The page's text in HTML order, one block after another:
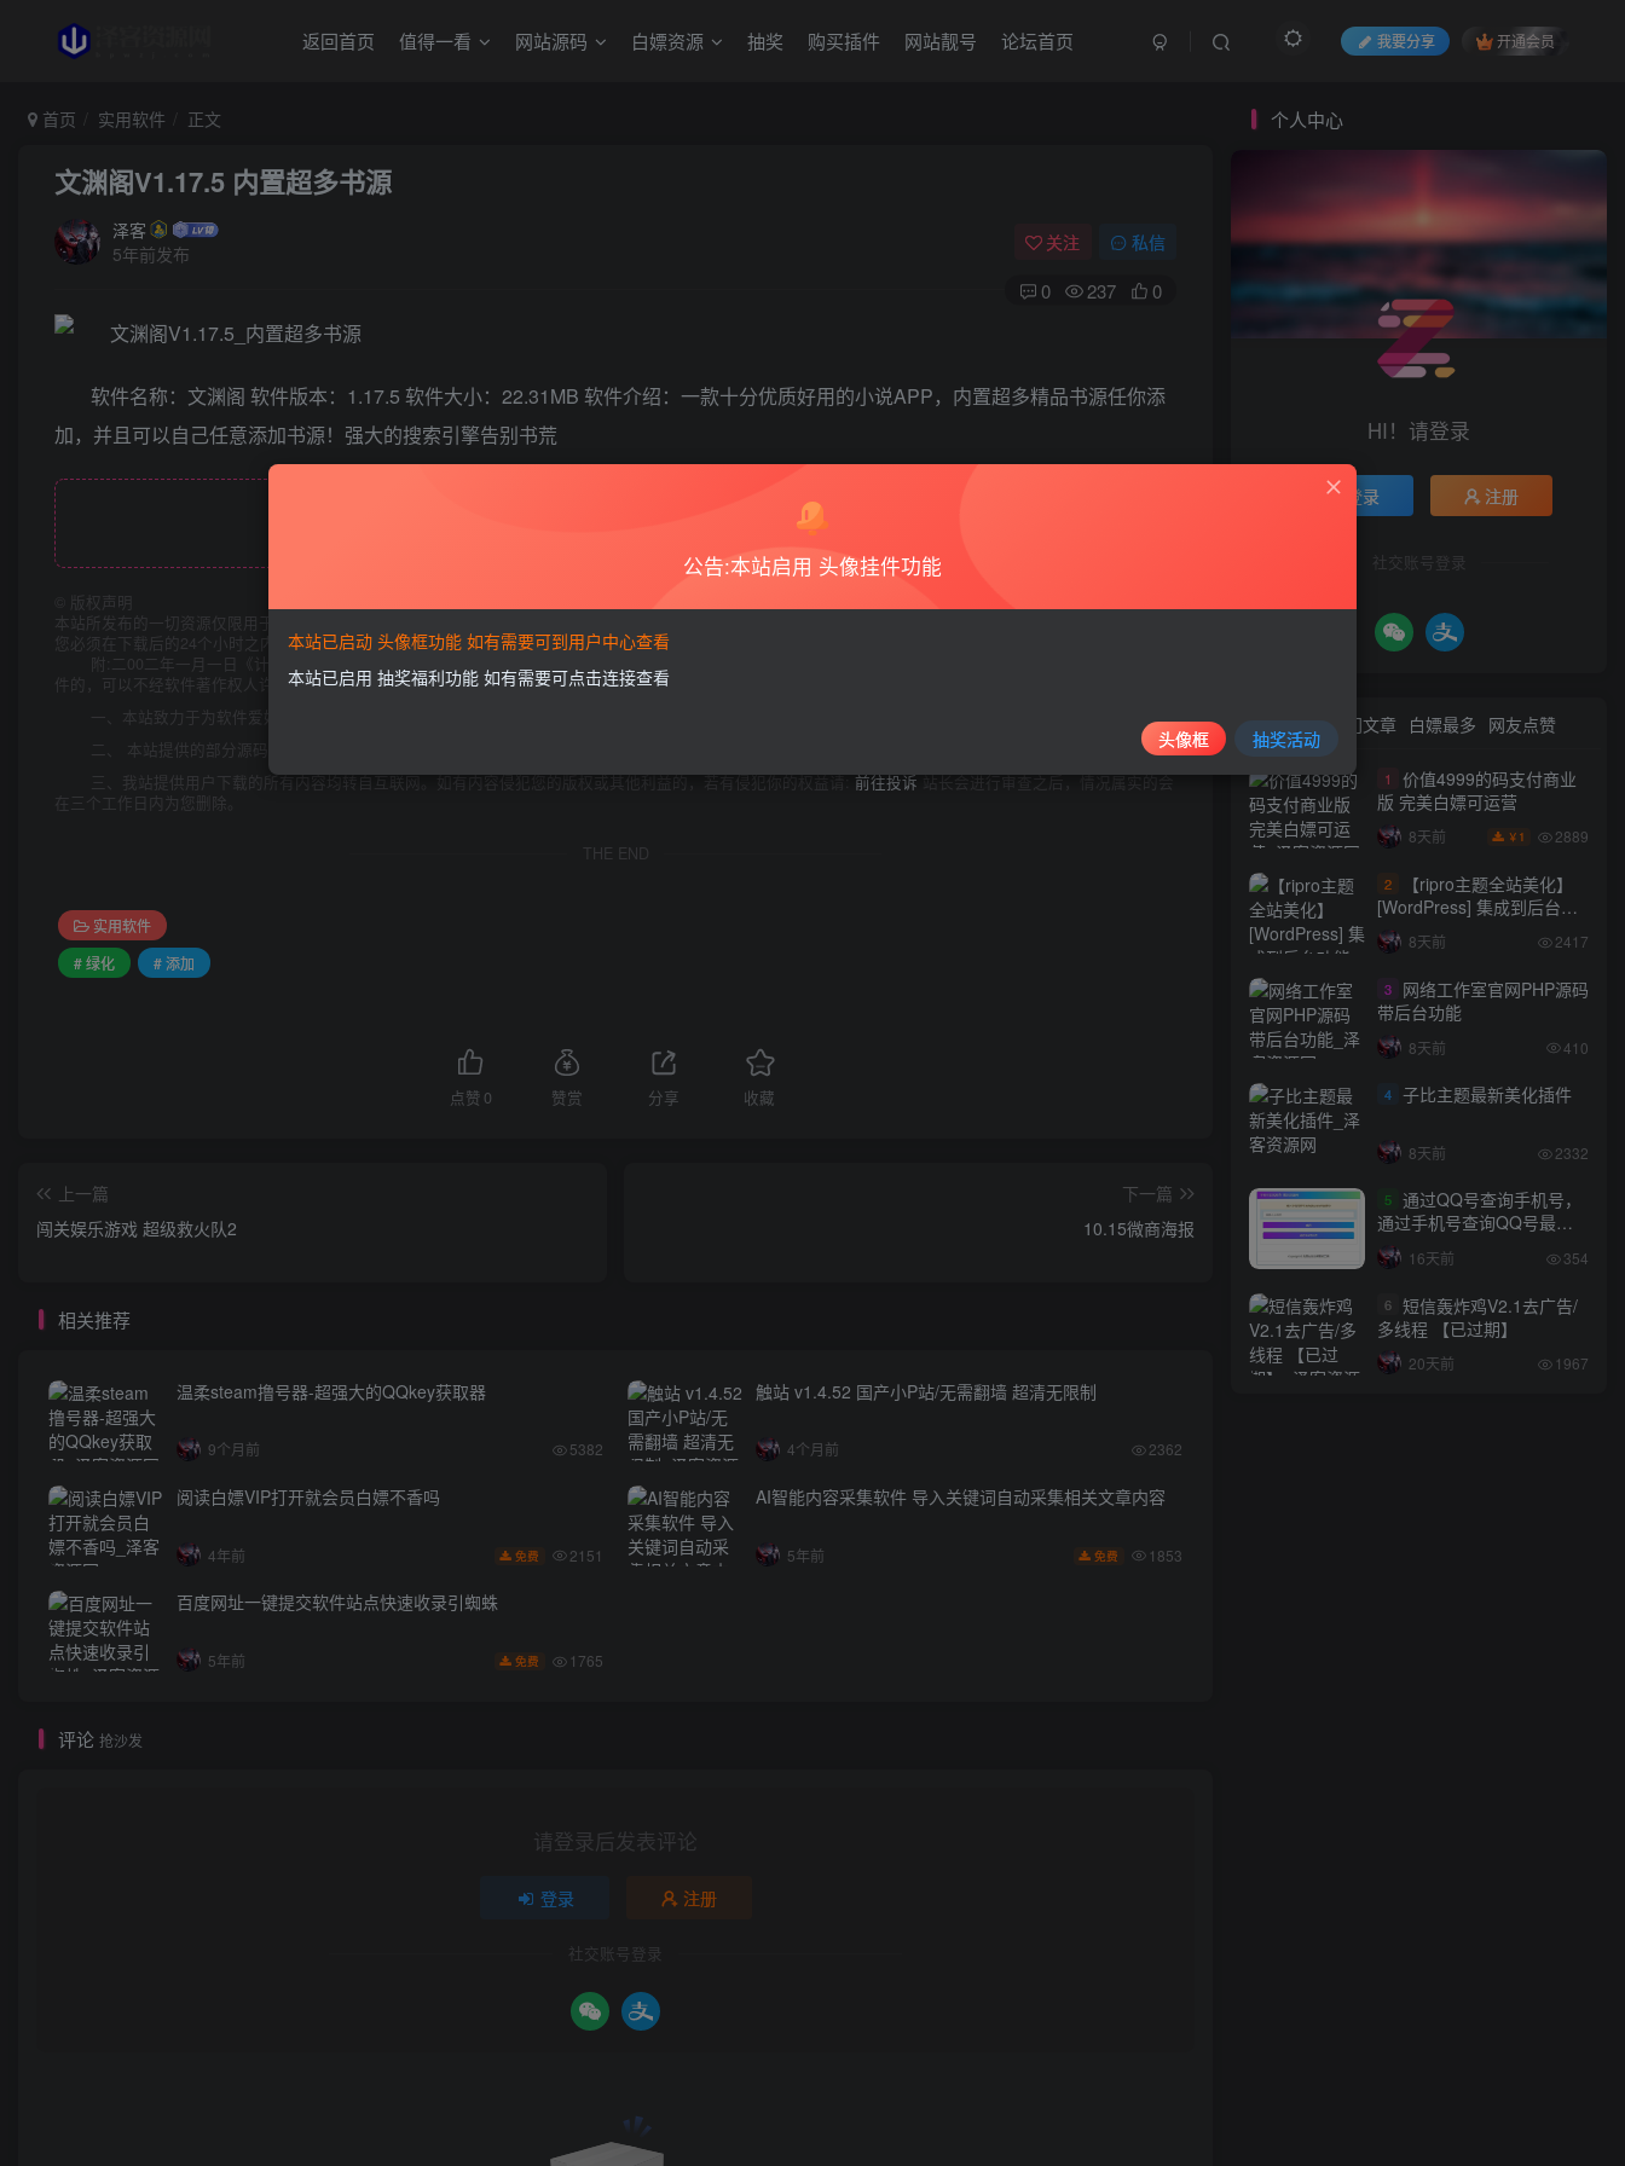
返回首页 值得一看 网站源码 白嫖资源 抽奖 购买插件 网站靓号 论坛首页 我要分享 开通会员
首页 实用软件 正文
文渊阁V1.17.5 内置超多书源
泽客
5年前发布
关注 私信
0 237 0
软件名称：文渊阁 软件版本：1.17.5 软件大小：22.31MB 软件介绍：一款十分优质好用的小说APP，内置超多精品书源任你添
加，并且可以自己任意添加书源！强大的搜索引擎告别书荒
此处内容已隐藏，请评论后刷新页面查看.
版权声明
本站所发布的一切资源仅限用于学习和研究目的;不得将上述内容用于商业或者非法用途，否则，一切后果请用户自负。本站信息来自网络，版权争议与本站无关。
您必须在下载后的24个小时之内，从您的电脑中彻底删除上述内容。如果您喜欢该程序，请支持正版软件，购买注册，得到更好的正版服务。
附:二00二年一月一日《计算机软件保护条例》第十七条规定:为了学习和研究软件内含的设计思想和原理，通过安装、显示、传输或者存储软件等方式使用软
件的，可以不经软件著作权人许可，不向其支付报酬!鉴于此，也希望大家按此说明研究软件!
一、本站致力于为软件爱好者提供国内外软件开发技术和软件共享，着力为用户提供优资资源。
二、 本站提供的部分源码下载文件为网络共享资源，请于下载后的24小时内删除。如需体验更多乐趣，还请支持正版。
三、我站提供用户下载的所有内容均转自互联网。如有内容侵犯您的版权或其他利益的，若有侵犯你的权益请:前往投诉站长会进行审查之后，情况属实的会
在三个工作日内为您删除。
THE END
实用软件
# 绿化
# 添加
点赞 0 赞赏 分享 收藏
上一篇
闯关娱乐游戏 超级救火队2
下一篇
10.15微商海报
相关推荐
温柔steam撸号器-超强大的QQkey获取器
9个月前 5382
触站 v1.4.52 国产小P站/无需翻墙 超清无限制
4个月前 2362
阅读白嫖VIP打开就会员白嫖不香吗
4年前 免费 2151
AI智能内容采集软件 导入关键词自动采集相关文章内容
5年前 免费 1853
百度网址一键提交软件站点快速收录引蜘蛛
5年前 免费 1765
评论 抢沙发
请登录后发表评论
登录 注册
社交账号登录
个人中心
HI！请登录
登录 注册
社交账号登录
热门文章 白嫖最多 网友点赞
1
价值4999的码支付商业
版 完美白嫖可运营
8天前 ￥ 1 2889
2
【ripro主题全站美化】
[WordPress] 集成到后台功
能的全站美化包
WordPress…
8天前 2417
3
网络工作室官网PHP源码
带后台功能
8天前 410
4 子比主题最新美化插件
8天前 2332
5 通过QQ号查询手机号，
通过手机号查询QQ号最新
网站源码
16天前 354
6 短信轰炸鸡V2.1去广告/
多线程 【已过期】
20天前 1967
公告:本站启用 头像挂件功能
本站已启动 头像框功能 如有需要可到用户中心查看
本站已启用 抽奖福利功能 如有需要可点击连接查看
头像框 抽奖活动